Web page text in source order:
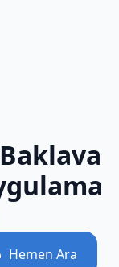
Hemen Ara